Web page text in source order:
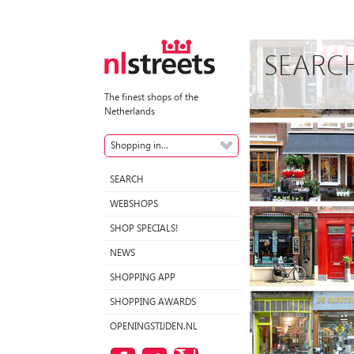
The finest shops of the
Netherlands
Shopping in...
SEARCH
WEBSHOPS
SHOP SPECIALS!
NEWS
SHOPPING APP
SHOPPING AWARDS
OPENINGSTIJDEN.NL